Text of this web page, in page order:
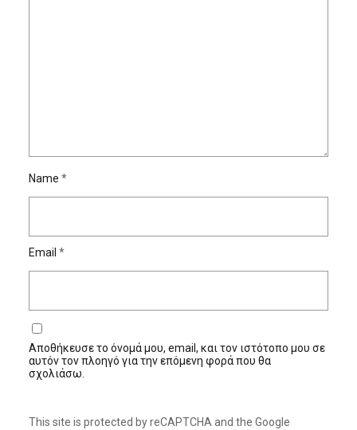
Name *
Email *
Αποθήκευσε το όνομά μου, email, και τον ιστότοπο μου σε
αυτόν τον πλοηγό για την επόμενη φορά που θα
σχολιάσω.
This site is protected by reCAPTCHA and the Google